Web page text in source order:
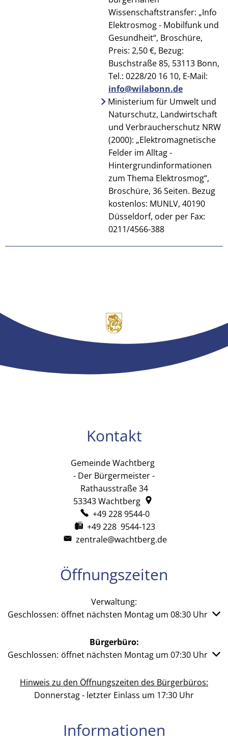
Wissenschaftstransfer: „Info
Elektrosmog - Mobilfunk und
Gesundheit“, Broschüre,
Preis: 2,50 €, Bezug:
Buschstraße 85, 53113 Bonn,
Tel.: 0228/20 16 10, E-Mail:
info@wilabonn.de
Ministerium für Umwelt und
Naturschutz, Landwirtschaft
und Verbraucherschutz NRW
(2000): „Elektromagnetische
Felder im Alltag -
Hintergrundinformationen
zum Thema Elektrosmog“,
Broschüre, 36 Seiten. Bezug
kostenlos: MUNLV, 40190
Düsseldorf, oder per Fax:
0211/4566-388
Kontakt
Gemeinde Wachtberg
- Der Bürgermeister -
Rathausstraße 34
53343Wachtberg
+49 228 9544-0
+49 228 9544-123
zentrale@wachtberg.de
Öffnungszeiten
Verwaltung:
Klicken, um weitere Öffnungs- oder Schließzeiten
Geschlossen: öffnet nächsten Montag um 08:30 Uhr
Bürgerbüro:
Klicken, um weitere Öffnungs- oder Schließzeiten
Geschlossen: öffnet nächsten Montag um 07:30 Uhr
Hinweis zu den Öffnungszeiten des Bürgerbüros:
Donnerstag - letzter Einlass um 17:30 Uhr
Informationen